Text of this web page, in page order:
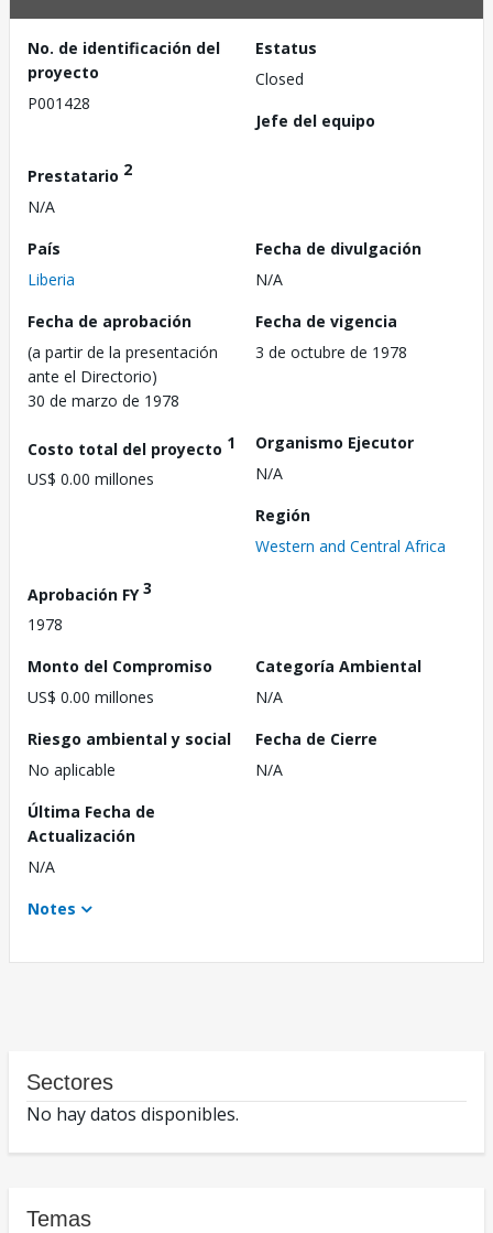
No. de identificación del
proyecto
P001428
Estatus
Closed
Jefe del equipo
Prestatario 2
N/A
País
Liberia
Fecha de divulgación
N/A
Fecha de aprobación
(a partir de la presentación
ante el Directorio)
30 de marzo de 1978
Fecha de vigencia
3 de octubre de 1978
Costo total del proyecto 1
US$ 0.00 millones
Organismo Ejecutor
N/A
Región
Western and Central Africa
Aprobación FY3
1978
Monto del Compromiso
US$ 0.00 millones
Categoría Ambiental
N/A
Riesgo ambiental y social
No aplicable
Fecha de Cierre
N/A
Última Fecha de
Actualización
N/A
Notes
Sectores
No hay datos disponibles.
Temas